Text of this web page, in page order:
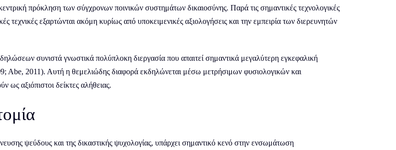
πρόκληση των σύγχρονων ποινικών συστημάτων δικαιοσύνης. Παρά τις σημαντικές τεχνολογικές
τεχνικές εξαρτώνται ακόμη κυρίως από υποκειμενικές αξιολογήσεις και την εμπειρία των διερευνητών
συνιστά γνωστικά πολύπλοκη διεργασία που απαιτεί σημαντικά μεγαλύτερη εγκεφαλική
Abe, 2011). Αυτή η θεμελιώδης διαφορά εκδηλώνεται μέσω μετρήσιμων φυσιολογικών και
ως αξιόπιστοι δείκτες αλήθειας.
ψεύδους και της δικαστικής ψυχολογίας, υπάρχει σημαντικό κενό στην ενσωμάτωση